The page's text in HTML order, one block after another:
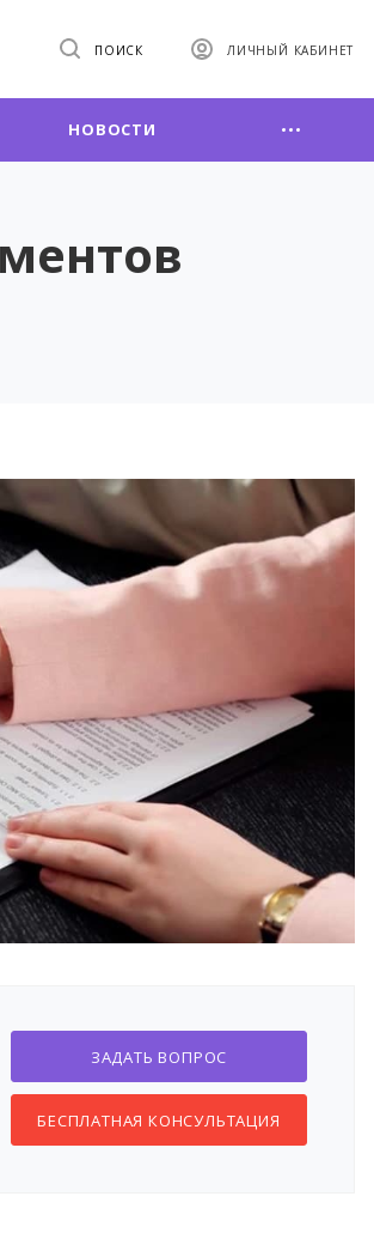
ЛИЧНЫЙ КАБИНЕТ
ПОИСК
НОВОСТИ
ЗАДАТЬ ВОПРОС
БЕСПЛАТНАЯ КОНСУЛЬТАЦИЯ